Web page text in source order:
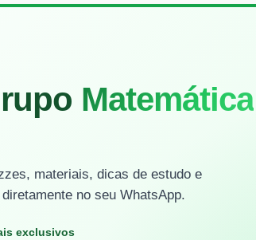
Matemática
materiais, dicas de estudo e
no seu WhatsApp.
exclusivos